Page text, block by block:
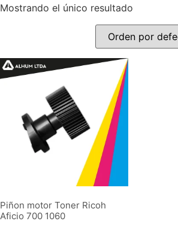
Mostrando el único resultado
Piñon motor Toner Ricoh
Aficio 700 1060